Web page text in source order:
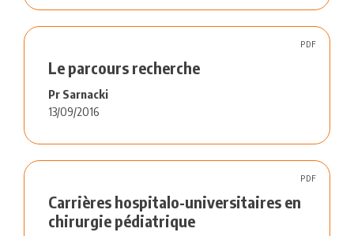
Le parcours recherche
Pr Sarnacki
13/09/2016
PDF
Carrières hospitalo-universitaires en
chirurgie pédiatrique
PDF